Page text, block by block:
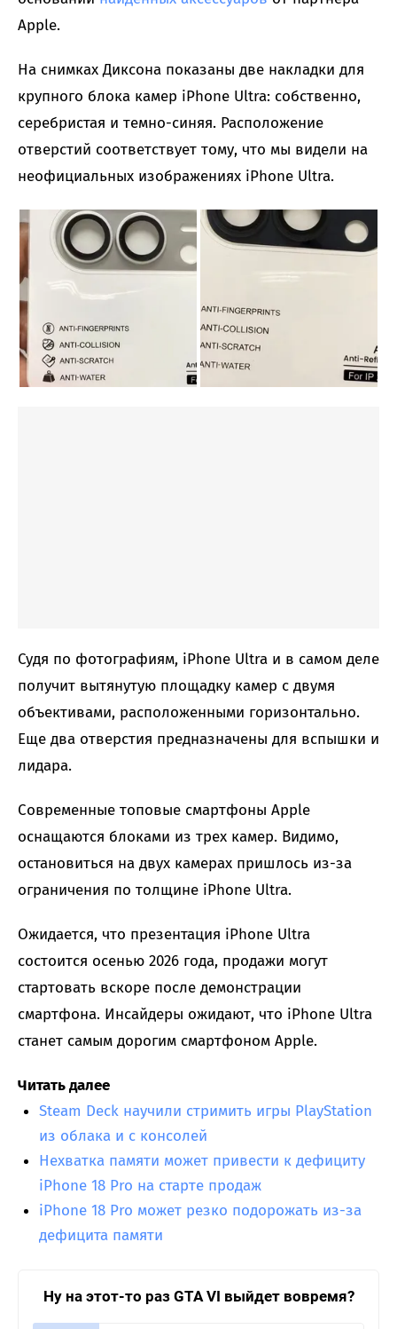
Apple.
На снимках Диксона показаны две накладки для
крупного блока камер iPhone Ultra: собственно,
серебристая и темно-синяя. Расположение
отверстий соответствует тому, что мы видели на
неофициальных изображениях iPhone Ultra.
Судя по фотографиям, iPhone Ultra и в самом деле
получит вытянутую площадку камер с двумя
объективами, расположенными горизонтально.
Еще два отверстия предназначены для вспышки и
лидара.
Современные топовые смартфоны Apple
оснащаются блоками из трех камер. Видимо,
остановиться на двух камерах пришлось из-за
ограничения по толщине iPhone Ultra.
Ожидается, что презентация iPhone Ultra
состоится осенью 2026 года, продажи могут
стартовать вскоре после демонстрации
смартфона. Инсайдеры ожидают, что iPhone Ultra
станет самым дорогим смартфоном Apple.
Читать далее
Steam Deck научили стримить игры PlayStation
из облака и с консолей
Нехватка памяти может привести к дефициту
iPhone 18 Pro на старте продаж
iPhone 18 Pro может резко подорожать из-за
дефицита памяти
Ну на этот-то раз GTA VI выйдет вовремя?